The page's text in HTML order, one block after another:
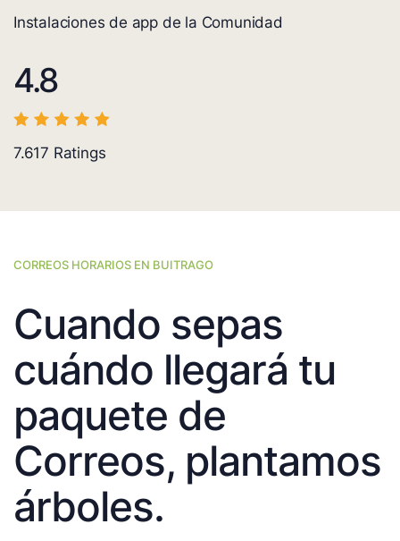
Instalaciones de app de la Comunidad
4.8
7.617 Ratings
CORREOS HORARIOS EN BUITRAGO
Cuando sepas
cuándo llegará tu
paquete de
Correos, plantamos
árboles.